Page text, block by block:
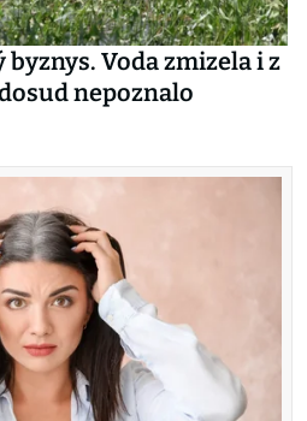
Voda zmizela i z
nepoznalo